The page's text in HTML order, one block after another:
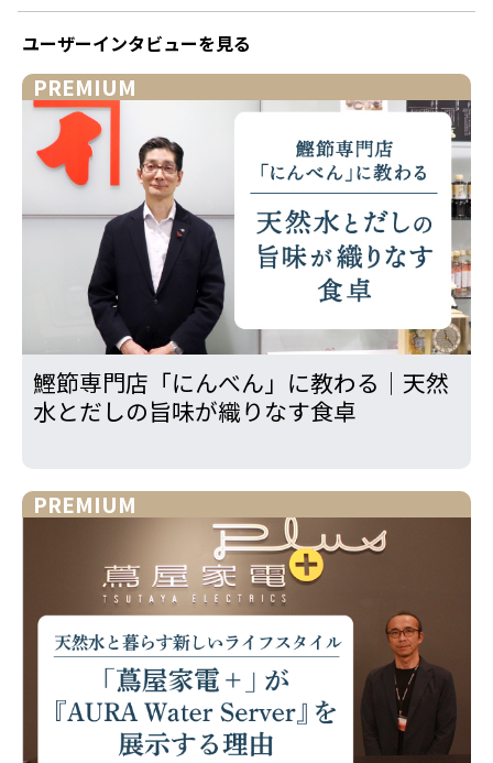
ユーザーインタビューを見る
PREMIUM
鰹節専門店「にんべん」に教わる｜天然
水とだしの旨味が織りなす食卓
PREMIUM